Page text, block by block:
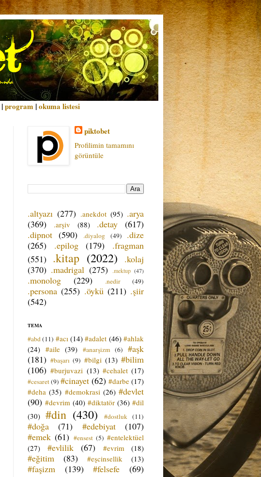
|program |okuma listesi
piktobet
Profilimin tamamını
görüntüle
.altyazı (277) .anekdot (95) .arya
(369)
.arşiv (88) .detay
(617)
.dipnot (590) .diyalog (49)
.dize
(265)
.epilog (179)
.fragman
(551) .kitap (2022)
.kolaj
(370) .madrigal (275) .mektup (47)
.monolog (229) .nedir (49)
.persona (255) .öykü (211) .şiir
(542)
TEMA
#abd (11) #acı (14) #adalet (46) #ahlak
(24) #aile (39) #anarşizm (6)
#aşk
(181) #başarı (9) #bilgi (13) #bilim
(106) #burjuvazi (13) #cehalet (17)
#cesaret(9) #cinayet (62) #darbe (17)
#deha (35) #demokrasi (26) #devlet
(90) #devrim (40) #diktatör (36) #dil
(30) #din (430) #dostluk (11)
#doğa (71) #edebiyat
(107)
#emek (61) #ensest (5) #entelektüel
(27)
#evlilik (67) #evrim (18)
#eğitim (83) #eşcinsellik (13)
#faşizm (139) #felsefe (69)